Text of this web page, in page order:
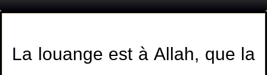
La louange est à Allah, que la